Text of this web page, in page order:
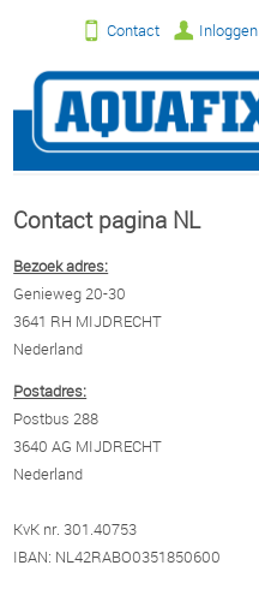
Contact Inloggen
Contact pagina NL
Bezoek adres:
Genieweg 20-30
3641 RH MIJDRECHT
Nederland
Postadres:
Postbus 288
3640 AG MIJDRECHT
Nederland
KvK nr. 301.40753
IBAN: NL42RABO0351850600